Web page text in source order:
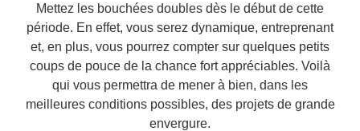
Mettez les bouchées doubles dès le début de cette
période. En effet, vous serez dynamique, entreprenant
et, en plus, vous pourrez compter sur quelques petits
coups de pouce de la chance fort appréciables. Voilà
qui vous permettra de mener à bien, dans les
meilleures conditions possibles, des projets de grande
envergure.